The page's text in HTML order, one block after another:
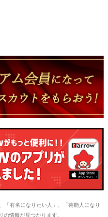
「有名になりたい人」、「芸能人になり
の情報が見つかります。